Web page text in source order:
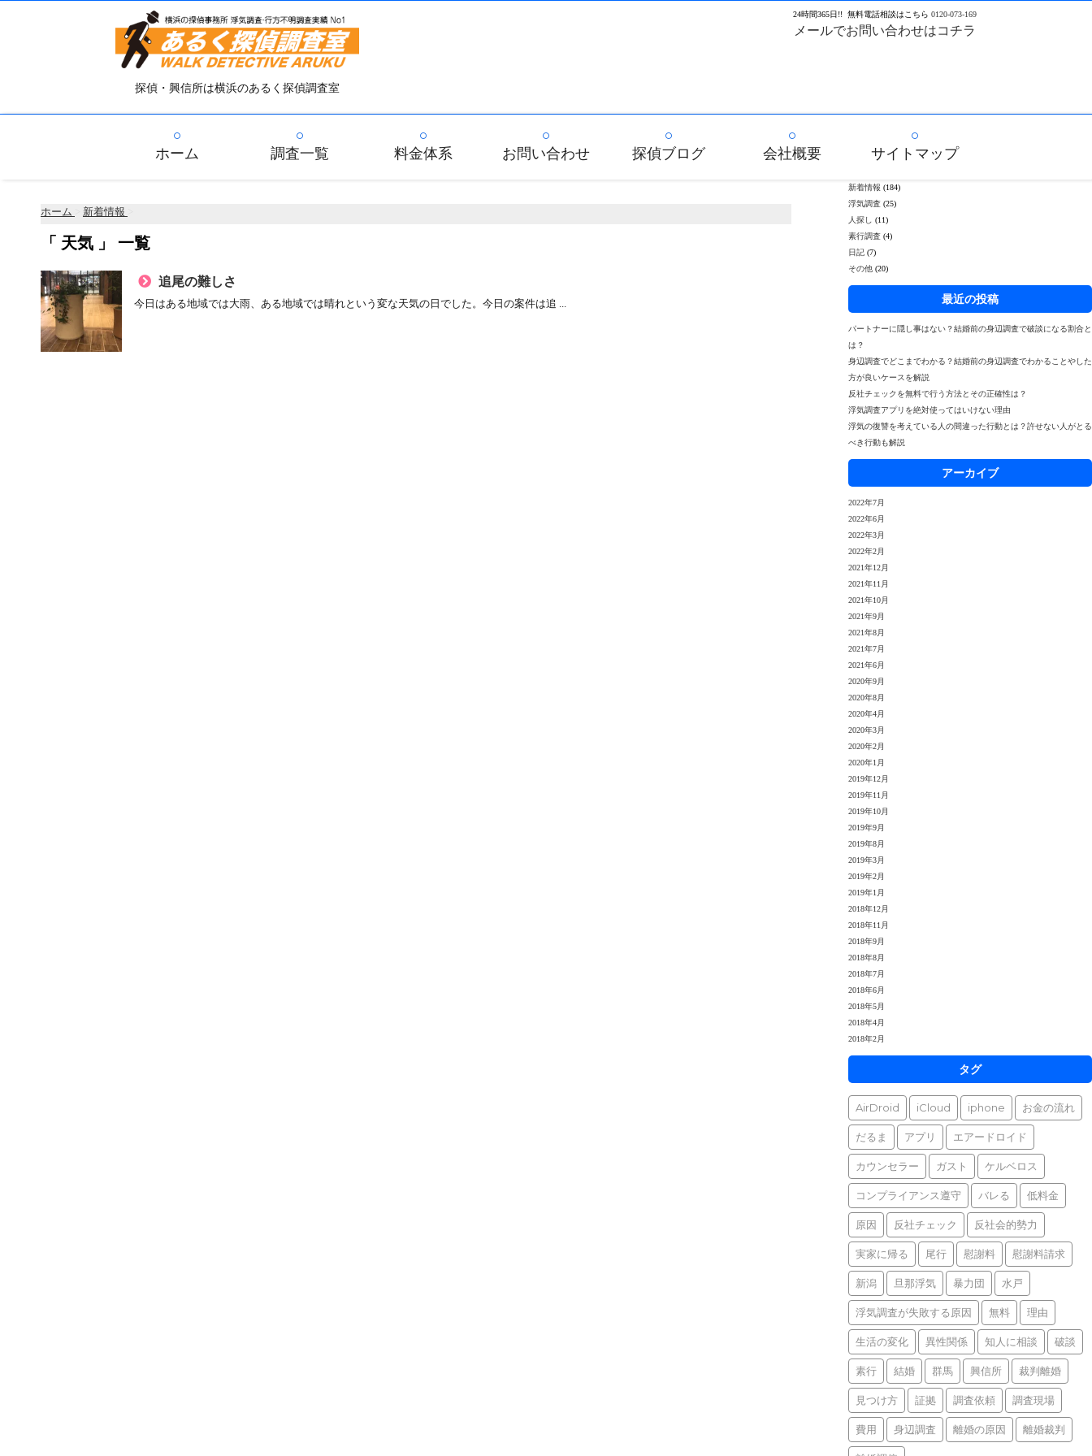
探偵・興信所は横浜のあるく探偵調査室
24時間365日!! 無料電話相談はこちら 0120-073-169
メールでお問い合わせはコチラ
ホーム 調査一覧 料金体系 お問い合わせ 探偵ブログ 会社概要 サイトマップ
ホーム 新着情報
「 天気 」 一覧
追尾の難しさ
今日はある地域では大雨、ある地域では晴れという変な天気の日でした。今日の案件は追 ...
新着情報 (184)
浮気調査 (25)
人探し
(11)
素行調査 (4)
日記 (7)
その他 (20)
最近の投稿
パートナーに隠し事はない？結婚前の身辺調査で破談になる割合と
は？
身辺調査でどこまでわかる？結婚前の身辺調査でわかることやした
方が良いケースを解説
反社チェックを無料で行う方法とその正確性は？
浮気調査アプリを絶対使ってはいけない理由
浮気の復讐を考えている人の間違った行動とは？許せない人がとる
べき行動も解説
アーカイブ
2022年7月
2022年6月
2022年3月
2022年2月
2021年12月
2021年11月
2021年10月
2021年9月
2021年8月
2021年7月
2021年6月
2020年9月
2020年8月
2020年4月
2020年3月
2020年2月
2020年1月
2019年12月
2019年11月
2019年10月
2019年9月
2019年8月
2019年3月
2019年2月
2019年1月
2018年12月
2018年11月
2018年9月
2018年8月
2018年7月
2018年6月
2018年5月
2018年4月
2018年2月
タグ
AirDroid iCloud iphone お金の流れ
だるま アプリ エアードロイド
カウンセラー ガスト ケルベロス
コンプライアンス遵守 バレる 低料金
原因 反社チェック 反社会的勢力
実家に帰る 尾行 慰謝料 慰謝料請求
新潟 旦那浮気 暴力団 水戸
浮気調査が失敗する原因 無料 理由
生活の変化 異性関係 知人に相談 破談
素行 結婚 群馬 興信所 裁判離婚
見つけ方 証拠 調査依頼 調査現場
費用 身辺調査 離婚の原因 離婚裁判